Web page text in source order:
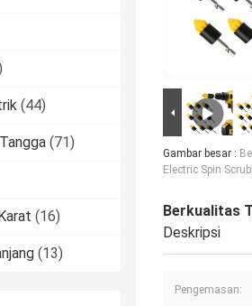
(44)
(71)
(16)
(13)
Gambar besar :
Electric Spin
Berkualitas
Deskripsi
Pengemasan: